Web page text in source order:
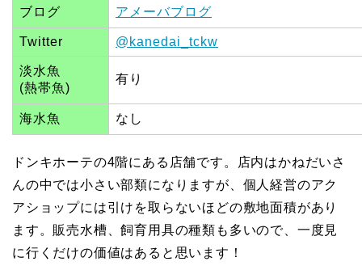
ブログ アメーバブログ
Twitter @kanedai_tckw
淡水魚
(熱帯魚)
有り
海水魚 なし
ドンキホーテの4階にある店舗です。店内はかねだいさ
んの中では小さい部類になりますが、個人経営のアク
アショップには引けを取らないほどの敷地面積があり
ます。販売水槽、飼育用具の種類も多いので、一度見
に行くだけの価値はあると思います！